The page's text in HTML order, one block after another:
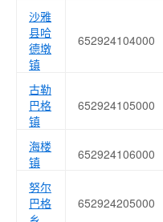
沙雅
县哈
德墩
镇
652924104000
古勒
巴格
镇
652924105000
海楼
镇
652924106000
努尔
巴格
乡
652924205000